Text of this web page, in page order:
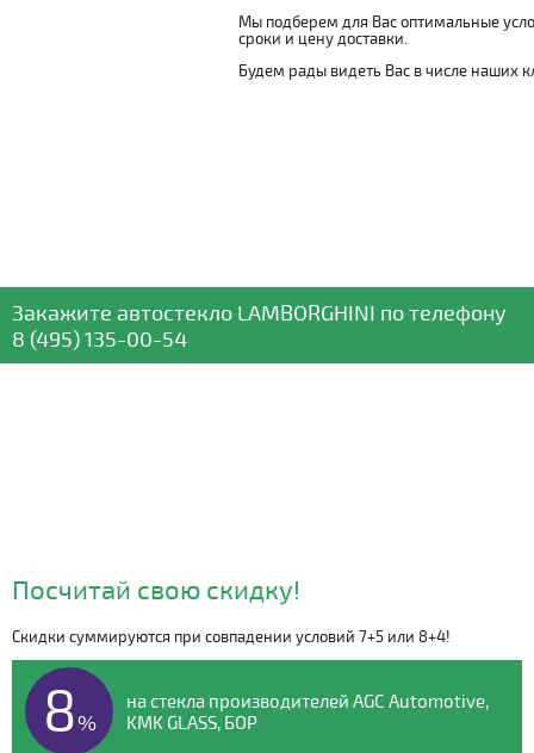
Мы подберем для Вас оптимальные
сроки и цену доставки.
Будем рады видеть Вас в числе наших
Закажите автостекло LAMBORGHINI по телефону
8 (495) 135-00-54
Видео о компании
Посчитай свою скидку!
Скидки суммируются при совпадении условий 7+5 или 8+4!
8%
на стекла производителей AGC Automotive,
KMK GLASS, БОР